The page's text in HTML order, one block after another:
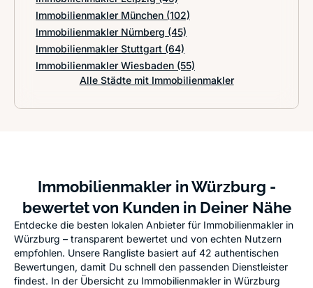
Immobilienmakler München (102)
Immobilienmakler Nürnberg (45)
Immobilienmakler Stuttgart (64)
Immobilienmakler Wiesbaden (55)
Alle Städte mit Immobilienmakler
Immobilienmakler in Würzburg -
bewertet von Kunden in Deiner Nähe
Entdecke die besten lokalen Anbieter für Immobilienmakler in
Würzburg – transparent bewertet und von echten Nutzern
empfohlen. Unsere Rangliste basiert auf 42 authentischen
Bewertungen, damit Du schnell den passenden Dienstleister
findest. In der Übersicht zu Immobilienmakler in Würzburg